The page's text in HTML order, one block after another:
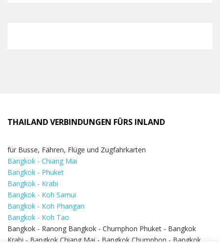
THAILAND VERBINDUNGEN FÜRS INLAND
für Busse, Fähren, Flüge und Zugfahrkarten
Bangkok - Chiang Mai
Bangkok - Phuket
Bangkok - Krabi
Bangkok - Koh Samui
Bangkok - Koh Phangan
Bangkok - Koh Tao
Bangkok - Ranong Bangkok - Chumphon Phuket - Bangkok
Krabi - Bangkok Chiang Mai - Bangkok Chumphon - Bangkok